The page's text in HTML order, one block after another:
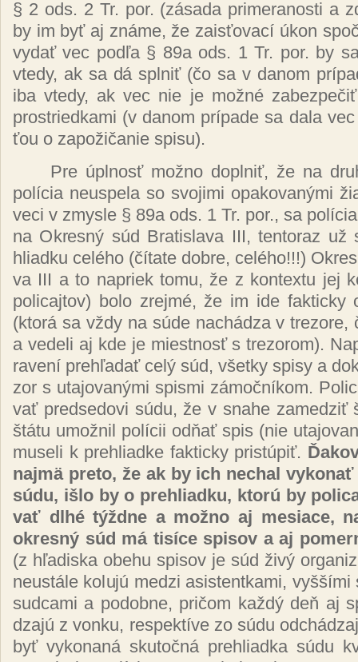
§ 2 ods. 2 Tr. por. (zá­sa­da pri­me­ra­nos­ti a
by im byť aj zná­me, že za­is­ťo­va­cí úkon
vy­dať vec pod­ľa § 89a ods. 1 Tr. por. by
vte­dy, ak sa dá spl­niť (čo sa v da­nom
iba vte­dy, ak vec nie je mož­né
pros­tried­ka­mi (v da­nom prí­pa­de sa da­la
ťou o za­po­ži­ča­nie spi­su).
Pre úpl­nosť mož­no dopl­niť, že na
po­lí­cia neus­pe­la so svo­ji­mi opa­ko­va­ný­mi
ve­ci v zmys­le § 89a ods. 1 Tr. por., sa
na Ok­res­ný súd Bra­tis­la­va III, ten­to­raz
hliad­ku ce­lé­ho (čí­ta­te dob­re, ce­lé­ho!!!)
va III a to na­priek to­mu, že z kon­textu jej
po­li­caj­tov) bo­lo zrej­mé, že im ide fak­tic­ky
(kto­rá sa vždy na sú­de na­chá­dza v tre­zo­re,
a ve­de­li aj kde je mies­tnosť s tre­zo­rom).
ra­ve­ní preh­ľa­dať ce­lý súd, všet­ky spi­sy a
zor s uta­jo­va­ný­mi spis­mi zá­moč­ní­kom.
vať pred­se­do­vi sú­du, že v sna­he za­me­dziť
štá­tu umož­nil po­lí­cii od­ňať spis (nie
mu­se­li k pre­hliad­ke fak­tic­ky pris­tú­piť.
naj­mä pre­to, že ak by ich ne­chal
sú­du, iš­lo by o pre­hliad­ku, kto­rú by
vať dl­hé týž­dne a mož­no aj me­sia­ce,
ok­res­ný súd má ti­sí­ce spi­sov a aj
(z hľa­dis­ka obe­hu spi­sov je súd ži­vý
neus­tá­le ko­lu­jú me­dzi asis­ten­tka­mi,
sud­ca­mi a po­dob­ne, pri­čom kaž­dý deň aj
dza­jú z von­ku, res­pek­tí­ve zo sú­du
byť vy­ko­na­ná sku­toč­ná pre­hliad­ka sú­du